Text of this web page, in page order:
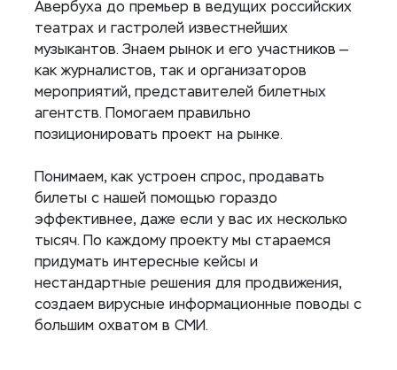
Авербуха до премьер в ведущих российских
театрах и гастролей известнейших
музыкантов. Знаем рынок и его участников —
как журналистов, так и организаторов
мероприятий, представителей билетных
агентств. Помогаем правильно
позиционировать проект на рынке.
Понимаем, как устроен спрос, продавать
билеты с нашей помощью гораздо
эффективнее, даже если у вас их несколько
тысяч. По каждому проекту мы стараемся
придумать интересные кейсы и
нестандартные решения для продвижения,
создаем вирусные информационные поводы с
большим охватом в СМИ.